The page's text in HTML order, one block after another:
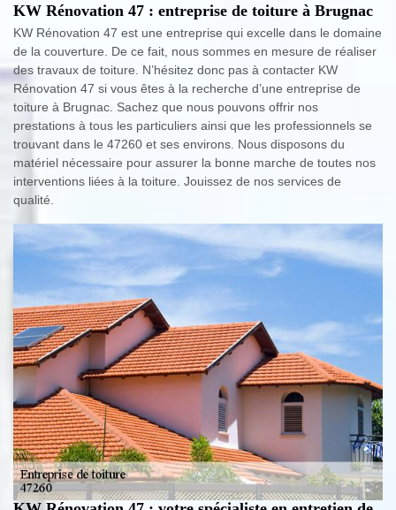
KW Rénovation 47 : entreprise de toiture à Brugnac
KW Rénovation 47 est une entreprise qui excelle dans le domaine
de la couverture. De ce fait, nous sommes en mesure de réaliser
des travaux de toiture. N’hésitez donc pas à contacter KW
Rénovation 47 si vous êtes à la recherche d’une entreprise de
toiture à Brugnac. Sachez que nous pouvons offrir nos
prestations à tous les particuliers ainsi que les professionnels se
trouvant dans le 47260 et ses environs. Nous disposons du
matériel nécessaire pour assurer la bonne marche de toutes nos
interventions liées à la toiture. Jouissez de nos services de
qualité.